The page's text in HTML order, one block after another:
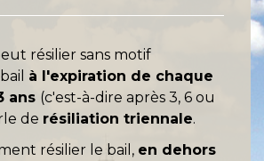
résilier sans motif
à l'expiration de chaque
ans (c'est-à-dire après 3, 6 ou
de résiliation triennale.
résilier le bail, en dehors